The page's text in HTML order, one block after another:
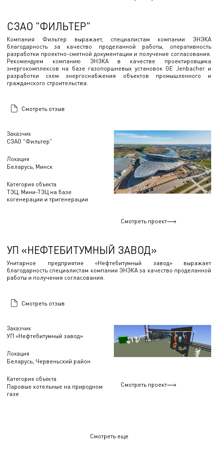
Заказчик
СЗАО "Фильтер"
Локация
Беларусь, Минск
Категория объекта
ТЭЦ, Мини-ТЭЦ на базе
когенерации и тригенерации
СЗАО "ФИЛЬТЕР"
Компания Фильтер выражает, специалистам компании ЭНЭКА
благодарность за качество проделанной работы, оперативность
разработки проектно-сметной документации и получение согласования.
Рекомендуем компанию ЭНЭКА в качестве проектировщика
энергокомплексов на базе газопоршневых установок GE Jenbacher и
разработки схем энергоснабжения объектов промышленного и
гражданского строительства.
Смотреть отзыв
Смотреть проект
Заказчик
УП «Нефтебитумный завод»
Локация
Беларусь, Червеньский район
Категория объекта
Паровые котельные на природном
газе
УП «НЕФТЕБИТУМНЫЙ ЗАВОД»
Унитарное предприятие «Нефтебитумный завод» выражает
благодарность специалистам компании ЭНЭКА за качество проделанной
работы и получения согласования.
Смотреть отзыв
Смотреть проект
Смотреть еще